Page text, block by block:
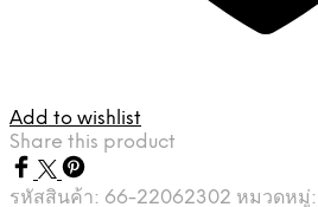
Add to wishlist
Share this product
รหัสสินค้า: 66-22062302 หมวดหมู่: